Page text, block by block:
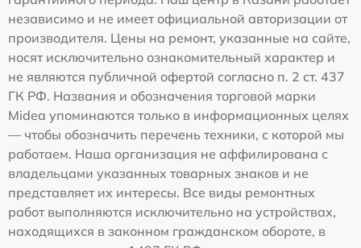
независимо и не имеет официальной авторизации от
производителя. Цены на ремонт, указанные на сайте,
носят исключительно ознакомительный характер и
не являются публичной офертой согласно п. 2 ст. 437
ГК РФ. Названия и обозначения торговой марки
Midea упоминаются только в информационных целях
— чтобы обозначить перечень техники, с которой мы
работаем. Наша организация не аффилирована с
владельцами указанных товарных знаков и не
представляет их интересы. Все виды ремонтных
работ выполняются исключительно на устройствах,
находящихся в законном гражданском обороте, в